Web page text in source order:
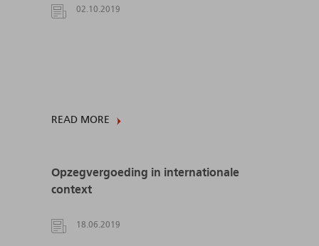
02.10.2019
READ MORE
Opzegvergoeding in internationale
context
18.06.2019